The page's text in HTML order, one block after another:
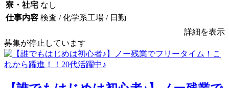
寮・社宅 なし
仕事内容 検査 / 化学系工場 / 日勤
詳細を表示
募集が停止しています